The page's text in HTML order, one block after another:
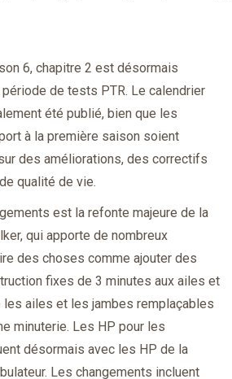
6, chapitre 2 est désormais
de tests PTR. Le calendrier
été publié, bien que les
à la première saison soient
des améliorations, des correctifs
qualité de vie.
est la refonte majeure de la
qui apporte de nombreux
des choses comme ajouter des
fixes de 3 minutes aux ailes et
les ailes et les jambes remplaçables
minuterie. Les HP pour les
désormais avec les HP de la
Les changements incluent